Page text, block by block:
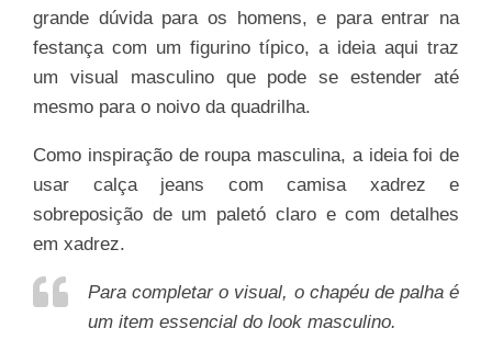
grande dúvida para os homens, e para entrar na
festança com um figurino típico, a ideia aqui traz
um visual masculino que pode se estender até
mesmo para o noivo da quadrilha.
Como inspiração de roupa masculina, a ideia foi de
usar calça jeans com camisa xadrez e
sobreposição de um paletó claro e com detalhes
em xadrez.
Para completar o visual, o chapéu de palha é
um item essencial do look masculino.